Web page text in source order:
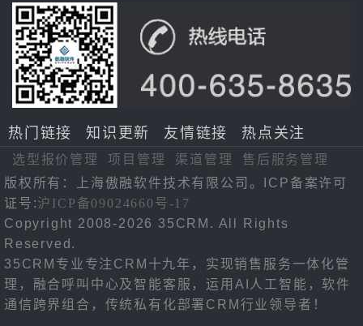
热门链接 知识更新 友情链接 热点关注
选型报价管理 项目管理 渠道管理
售后服务管理
版权所有：上海傲融软件技术有限公司。ICP备案许可
证号:沪ICP备09024660号-17
Copyright 2008-2026 35CRM. All Rights
Reserved.
35CRM专业专注CRM十九年，实现销售服务一体化管
理，融合呼叫中心及智能客服，运用AI人工智能，软件
通信跨界组合，传统私有化部署CRM行业领导者！